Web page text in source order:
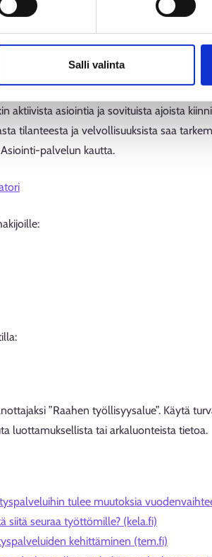
Salli valinta
tulee tietyin poikkeuksin pakolliseksi
aktiivista asiointia ja sovituista ajoista
tilanteesta ja velvollisuuksista saa
palvelun kautta.
”Raahen työllisyysalue”. Käytä
luottamuksellista tai arkaluonteista tietoa.
tulee muutoksia
siitä seuraa työttömille? (kela.fi)
kehittäminen (tem.fi)